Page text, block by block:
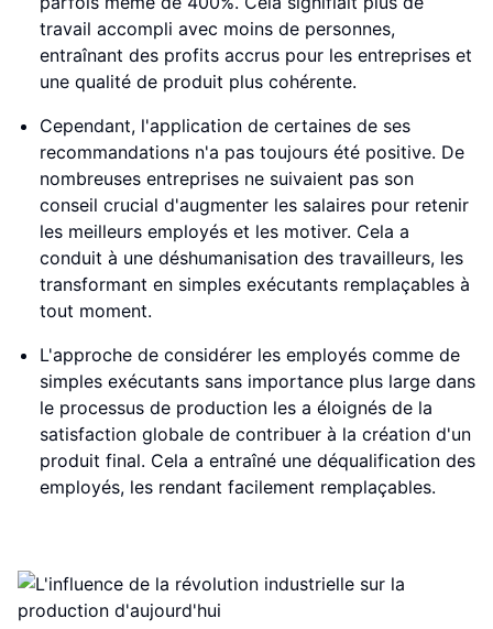
travail accompli avec moins de personnes,
entraînant des profits accrus pour les entreprises et
une qualité de produit plus cohérente.
Cependant, l'application de certaines de ses
recommandations n'a pas toujours été positive. De
nombreuses entreprises ne suivaient pas son
conseil crucial d'augmenter les salaires pour retenir
les meilleurs employés et les motiver. Cela a
conduit à une déshumanisation des travailleurs, les
transformant en simples exécutants remplaçables à
tout moment.
L'approche de considérer les employés comme de
simples exécutants sans importance plus large dans
le processus de production les a éloignés de la
satisfaction globale de contribuer à la création d'un
produit final. Cela a entraîné une déqualification des
employés, les rendant facilement remplaçables.